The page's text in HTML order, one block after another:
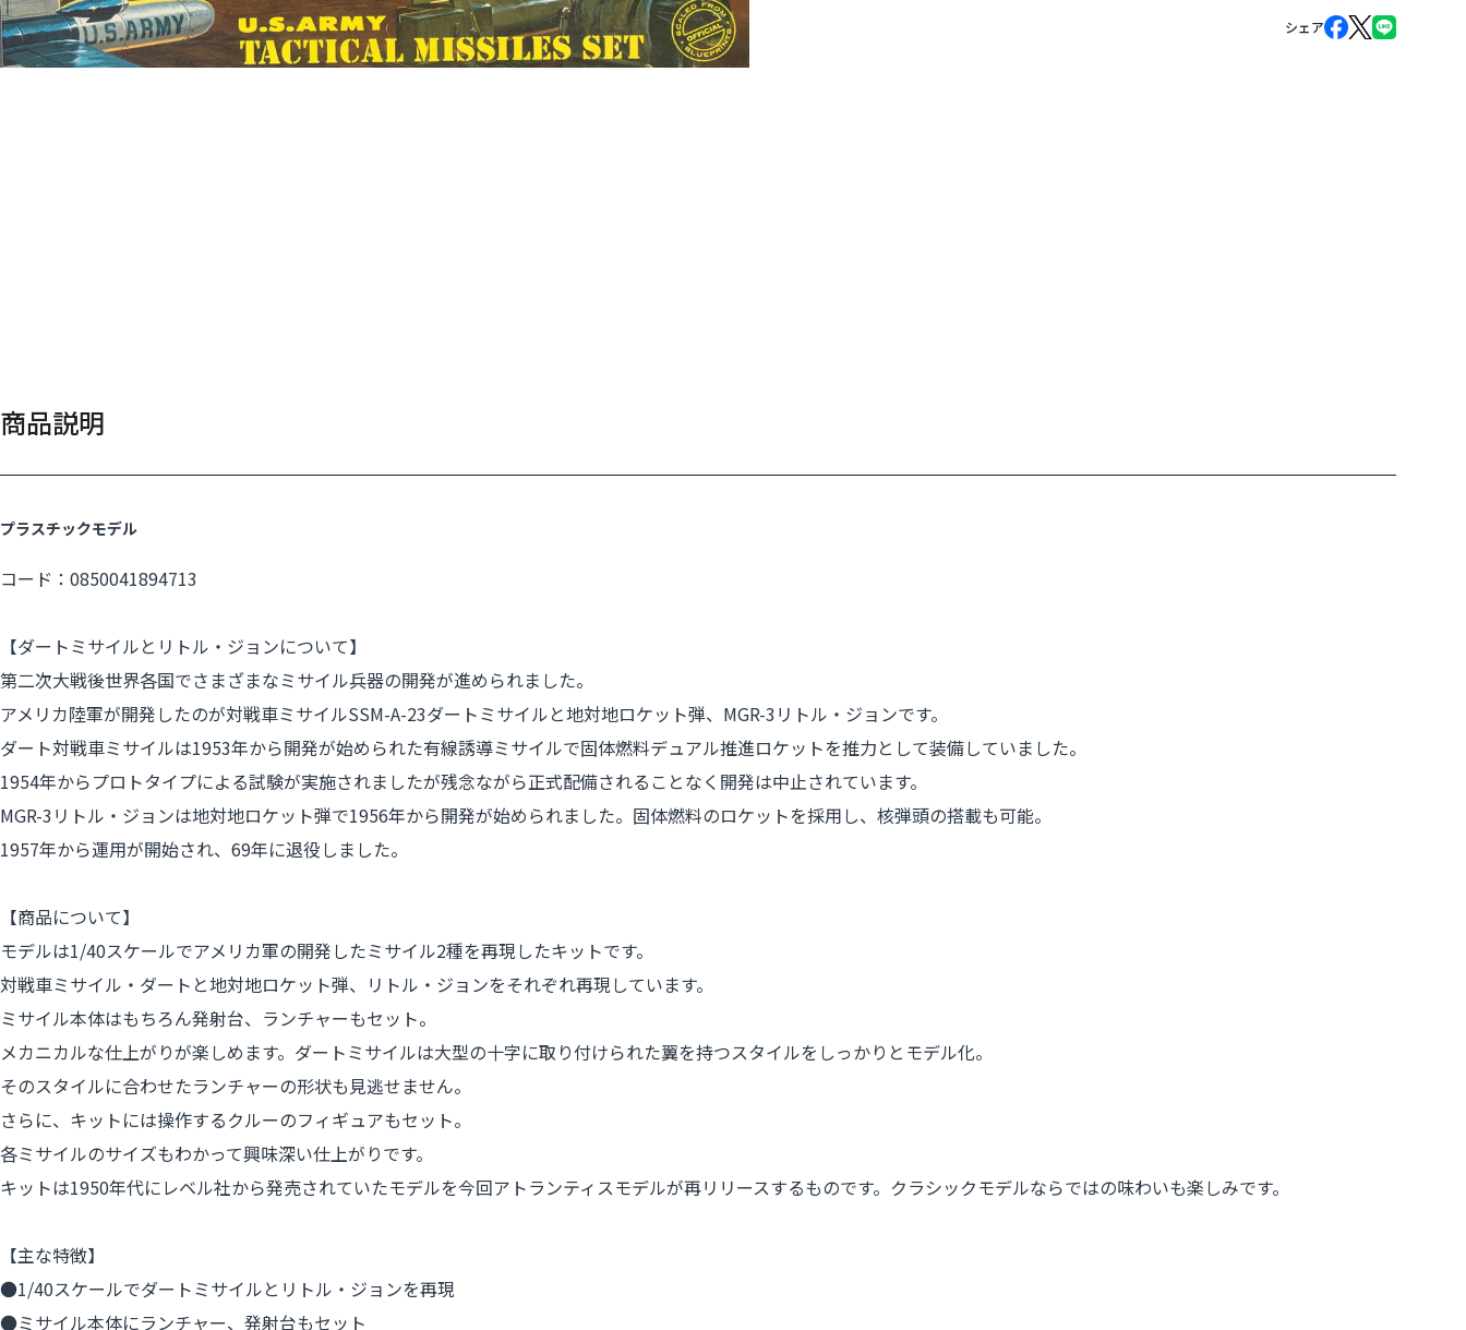
シェア
商品説明
プラスチックモデル
コード：0850041894713
【ダートミサイルとリトル・ジョンについて】
第二次大戦後世界各国でさまざまなミサイル兵器の開発が進められました。
アメリカ陸軍が開発したのが対戦車ミサイルSSM-A-23ダートミサイルと地対地ロケット弾、MGR-3リトル・ジョンです。
ダート対戦車ミサイルは1953年から開発が始められた有線誘導ミサイルで固体燃料デュアル推進ロケットを推力として装備していました。
1954年からプロトタイプによる試験が実施されましたが残念ながら正式配備されることなく開発は中止されています。
MGR-3リトル・ジョンは地対地ロケット弾で1956年から開発が始められました。固体燃料のロケットを採用し、核弾頭の搭載も可能。
1957年から運用が開始され、69年に退役しました。
【商品について】
モデルは1/40スケールでアメリカ軍の開発したミサイル2種を再現したキットです。
対戦車ミサイル・ダートと地対地ロケット弾、リトル・ジョンをそれぞれ再現しています。
ミサイル本体はもちろん発射台、ランチャーもセット。
メカニカルな仕上がりが楽しめます。ダートミサイルは大型の十字に取り付けられた翼を持つスタイルをしっかりとモデル化。
そのスタイルに合わせたランチャーの形状も見逃せません。
さらに、キットには操作するクルーのフィギュアもセット。
各ミサイルのサイズもわかって興味深い仕上がりです。
キットは1950年代にレベル社から発売されていたモデルを今回アトランティスモデルが再リリースするものです。クラシックモデルならではの味わいも楽しみです。
【主な特徴】
●1/40スケールでダートミサイルとリトル・ジョンを再現
●ミサイル本体にランチャー、発射台もセット